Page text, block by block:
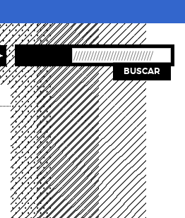
BUSCAR
Siguiente >